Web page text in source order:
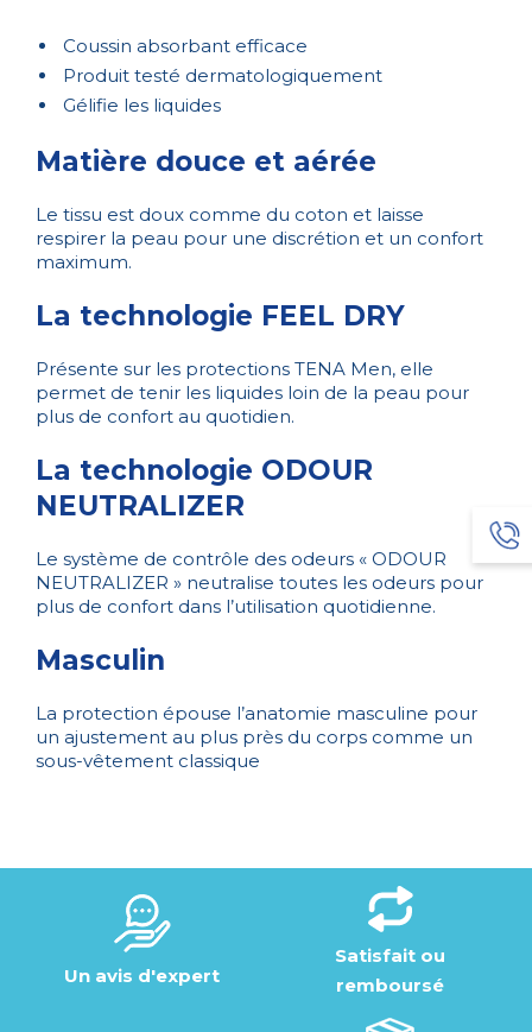
Coussin absorbant efficace
Produit testé dermatologiquement
Gélifie les liquides
Matière douce et aérée
Le tissu est doux comme du coton et laisse
respirer la peau pour une discrétion et un confort
maximum.
La technologie FEEL DRY
Présente sur les protections TENA Men, elle
permet de tenir les liquides loin de la peau pour
plus de confort au quotidien.
La technologie ODOUR
NEUTRALIZER
Le système de contrôle des odeurs « ODOUR
NEUTRALIZER » neutralise toutes les odeurs pour
plus de confort dans l’utilisation quotidienne.
Masculin
La protection épouse l’anatomie masculine pour
un ajustement au plus près du corps comme un
sous-vêtement classique
Un avis d'expert
Satisfait ou
remboursé